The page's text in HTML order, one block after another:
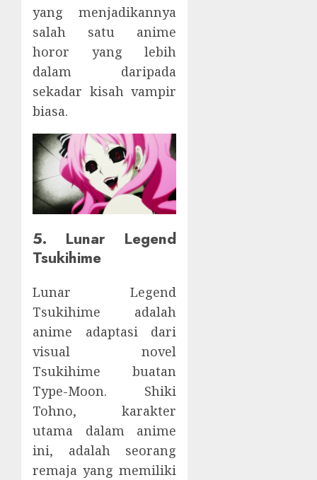
yang menjadikannya
salah satu anime
horor yang lebih
dalam daripada
sekadar kisah vampir
biasa.
5. Lunar Legend
Tsukihime
Lunar Legend
Tsukihime adalah
anime adaptasi dari
visual novel
Tsukihime buatan
Type-Moon. Shiki
Tohno, karakter
utama dalam anime
ini, adalah seorang
remaja yang memiliki